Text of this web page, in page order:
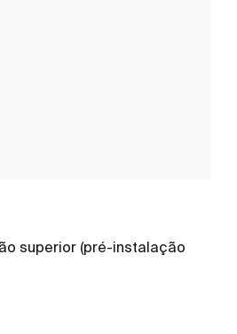
superior (pré-instalação